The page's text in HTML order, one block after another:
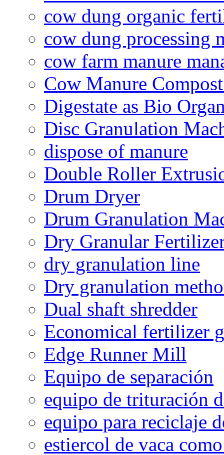
cow dung organic
cow dung processing
cow farm manure
Cow Manure
Digestate as Bio
Disc Granulation
dispose of manure
Double Roller
Drum Dryer
Drum Granulation
Dry Granular
dry granulation line
Dry granulation
Dual shaft shredder
Economical fertilizer
Edge Runner Mill
Equipo de separación
equipo de trituración
equipo para reciclaje
estiercol de vaca